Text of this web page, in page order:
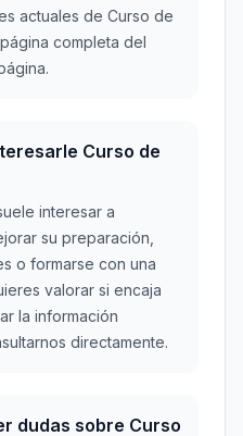
actuales de Curso de
completa del
Curso de
interesar a
su preparación,
o formarse con una
valorar si encaja
la información
directamente.
dudas sobre Curso